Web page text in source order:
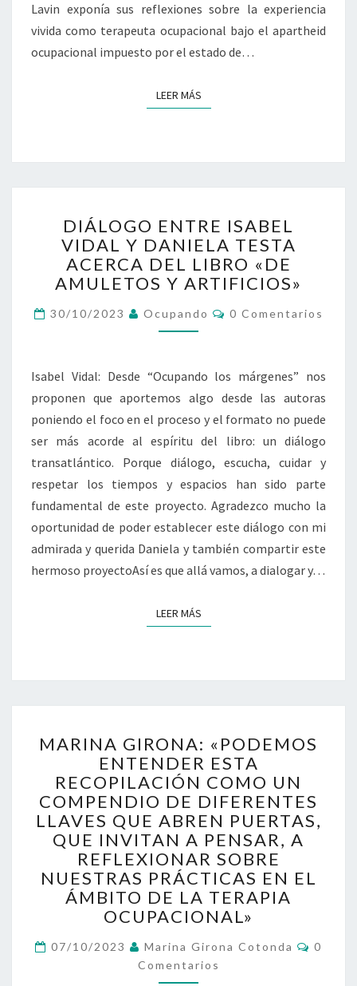
Lavin exponía sus reflexiones sobre la experiencia
vivida como terapeuta ocupacional bajo el apartheid
ocupacional impuesto por el estado de…
LEER MÁSLEER MÁS
ENTRE
ISABEL
VIDAL
TESTA
ACERCA
«DE
AMULETOS
Y
ARTIFICIOS»
DIÁLOGO ENTRE ISABEL
VIDAL Y DANIELA TESTA
ACERCA DEL LIBRO «DE
AMULETOS Y ARTIFICIOS»
30/10/2023 Ocupando Comentarios
0 Comentarios
Isabel Vidal: Desde “Ocupando los márgenes” nos
proponen que aportemos algo desde las autoras
poniendo el foco en el proceso y el formato no puede
ser más acorde al espíritu del libro: un diálogo
transatlántico. Porque diálogo, escucha, cuidar y
respetar los tiempos y espacios han sido parte
fundamental de este proyecto. Agradezco mucho la
oportunidad de poder establecer este diálogo con mi
admirada y querida Daniela y también compartir este
hermoso proyectoAsí es que allá vamos, a dialogar y…
LEER MÁSLEER MÁS
GIRONA:
«PODEMOS
ENTENDER
ESTA
RECOPILACIÓN
COMO
UN
COMPENDIO
DE
DIFERENTES
LLAVES
ABREN
PUERTAS,
MARINA GIRONA: «PODEMOS
ENTENDER ESTA
RECOPILACIÓN COMO UN
COMPENDIO DE DIFERENTES
LLAVES QUE ABREN PUERTAS,
QUE INVITAN A PENSAR, A
REFLEXIONAR SOBRE
NUESTRAS PRÁCTICAS EN EL
ÁMBITO DE LA TERAPIA
OCUPACIONAL»
07/10/2023 Marina Girona Cotonda
0
Comentarios